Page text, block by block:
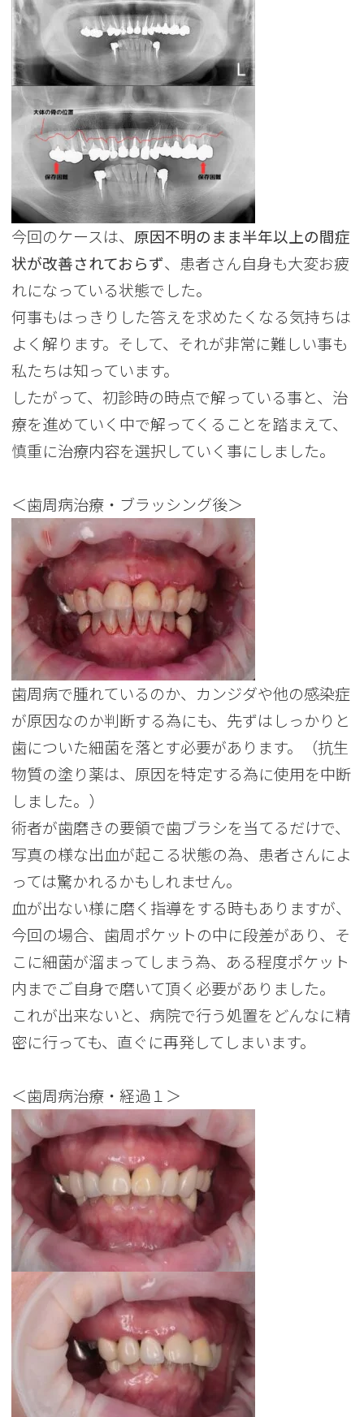
今回のケースは、 原因不明のまま半年以上の間症
状が改善されておらず、患者さん自身も大変お疲
れになっている状態でした。
何事もはっきりした答えを求めたくなる気持ちは
よく解ります。そして、それが非常に難しい事も
私たちは知っています。
したがって、初診時の時点で解っている事と、治
療を進めていく中で解ってくることを踏まえて、
慎重に治療内容を選択していく事にしました。
＜歯周病治療・ブラッシング後＞
歯周病で腫れているのか、カンジダや他の感染症
が原因なのか判断する為にも、先ずはしっかりと
歯についた細菌を落とす必要があります。（抗生
物質の塗り薬は、原因を特定する為に使用を中断
しました。）
術者が歯磨きの要領で歯ブラシを当てるだけで、
写真の様な出血が起こる状態の為、患者さんによ
っては驚かれるかもしれません。
血が出ない様に磨く指導をする時もありますが、
今回の場合、歯周ポケットの中に段差があり、そ
こに細菌が溜まってしまう為、ある程度ポケット
内までご自身で磨いて頂く必要がありました。
これが出来ないと、病院で行う処置をどんなに精
密に行っても、直ぐに再発してしまいます。
＜歯周病治療・経過１＞